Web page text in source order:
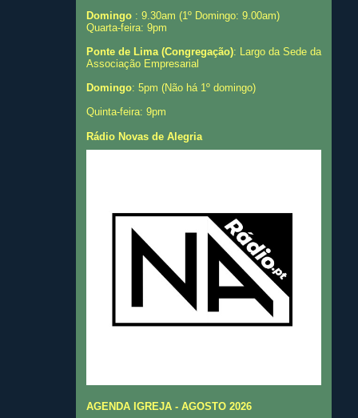
Domingo: 9.30am (1º Domingo: 9.00am)
Quarta-feira: 9pm
Ponte de Lima (Congregação): Largo da Sede da
Associação Empresarial
Domingo: 5pm (Não há 1º domingo)
Quinta-feira: 9pm
Rádio Novas de Alegria
AGENDA IGREJA - AGOSTO 2026